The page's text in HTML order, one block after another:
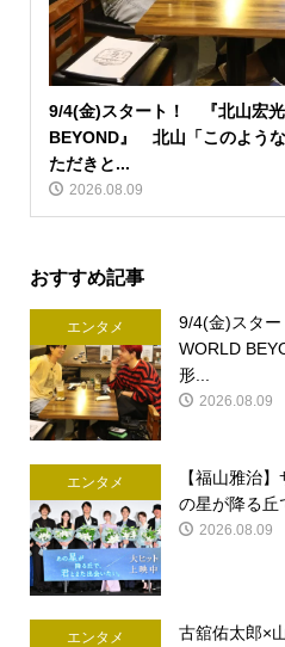
9/4(金)スタート！ 『北山宏
BEYOND』 北山「このよう
ただきと...
2026.08.09
おすすめ記事
エンタメ
9/4(金)スタ
WORLD
形...
2026.08.09
エンタメ
【福山雅治
の星が降る丘
2026.08.09
エンタメ
古舘佑太郎×